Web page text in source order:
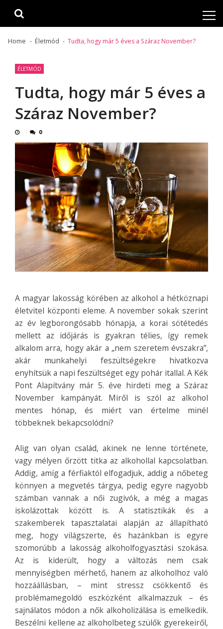
Home Életmód Tudta, hogy már 5 éves a Száraz November?
ÉLETMÓD
Tudta, hogy már 5 éves a
Száraz November?
0
A magyar lakosság körében az alkohol a hétköznapi
életvitel központi eleme. A november sokak szerint
az év legborongósabb hónapja, a korai sötétedés
mellett az időjárás is gyakran télies, így remek
alkalom arra, hogy akár a „nem szeretem évszakra”,
akár munkahelyi feszültségekre hivatkozva
enyhítsük a napi feszültséget egy pohár itallal. A Kék
Pont Alapítvány már 5. éve hirdeti meg a Száraz
November kampányát. Miről is szól az alkohol
mentes hónap, és miért van értelme minél
többeknek bekapcsolódni?
Alig van olyan család, akinek ne lenne története,
vagy mélyen őrzött titka az alkohollal kapcsolatban.
Addig, amíg a férfiaktól elfogadjuk, addig a nőbeteg
könnyen a megvetés tárgya, pedig egyre nagyobb
számban vannak a női zugivók, a még a magas
iskolázottak között is. A statisztikák és a
szakemberek tapasztalatai alapján az állapítható
meg, hogy világszerte, és hazánkban is egyre
szomorúbb a lakosság alkoholfogyasztási szokása.
Az is kiderült, hogy a változás nem csak
mennyiségben mérhető, hanem az alkoholhoz való
hozzáállásban, – mint stressz csökkentő és
problémamegoldó eszközként alkalmazzuk – és
sajnálatos módon a nők alkoholizálása is emelkedik.
Beszélni kellene az alkoholbeteg szülők gyerekeiről,